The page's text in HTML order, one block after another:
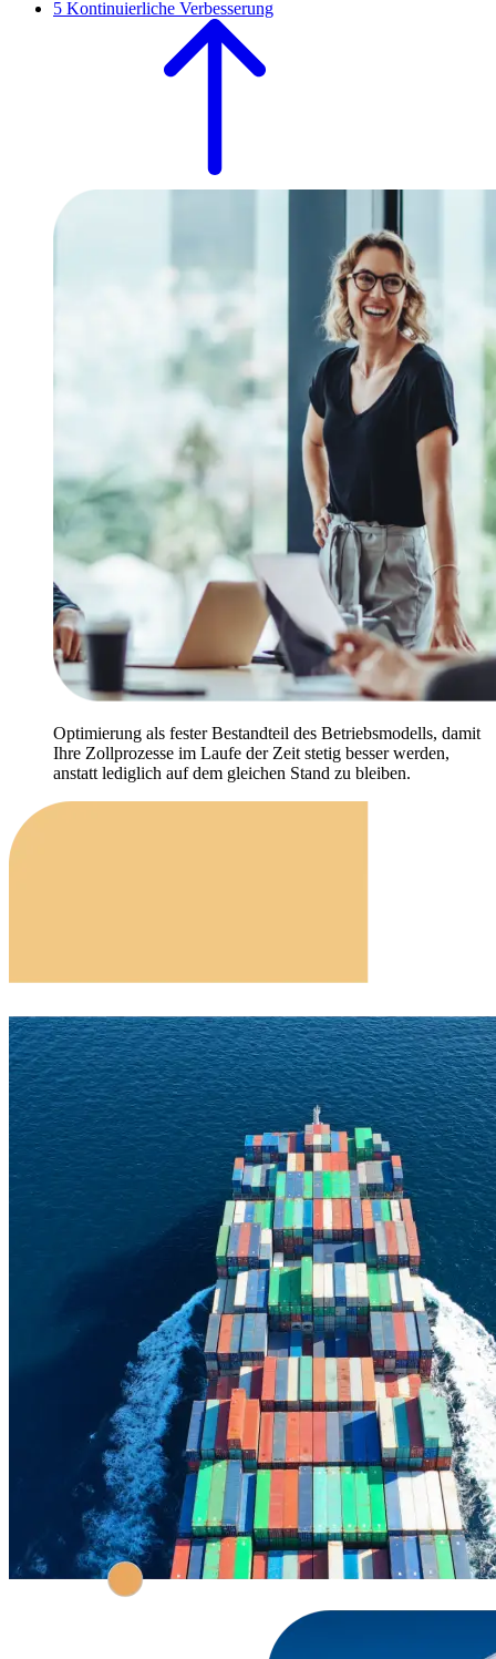
5 Kontinuierliche Verbesserung
Optimierung als fester Bestandteil des Betriebsmodells, damit
Ihre Zollprozesse im Laufe der Zeit stetig besser werden,
anstatt lediglich auf dem gleichen Stand zu bleiben.